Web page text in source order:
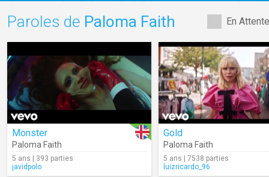
En
Paroles de Paloma Faith
Monster
Paloma Faith
5 ans | 393 parties
javidpolo
Gold
Paloma Faith
5 ans | 7538 parties
luizricardo_96